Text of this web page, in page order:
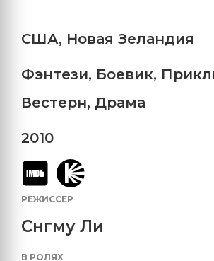
США, Новая Зеландия
Фэнтези, Боевик,
Вестерн, Драма
2010
РЕЖИССЕР
Снгму Ли
В РОЛЯХ